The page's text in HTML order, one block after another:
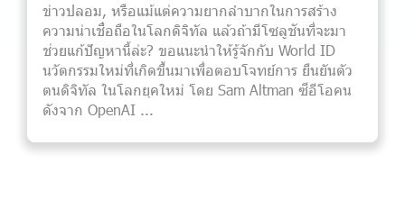
ข่าวปลอม, หรือแม้แต่ความยากลำบากในการสร้าง
ความน่าเชื่อถือในโลกดิจิทัล แล้วถ้ามีโซลูชันที่จะมา
ช่วยแก้ปัญหานี้ล่ะ? ขอแนะนำให้รู้จักกับ World ID
นวัตกรรมใหม่ที่เกิดขึ้นมาเพื่อตอบโจทย์การ ยืนยันตัว
ตนดิจิทัล ในโลกยุคใหม่ โดย Sam Altman ซีอีโอคน
ดังจาก OpenAI ...